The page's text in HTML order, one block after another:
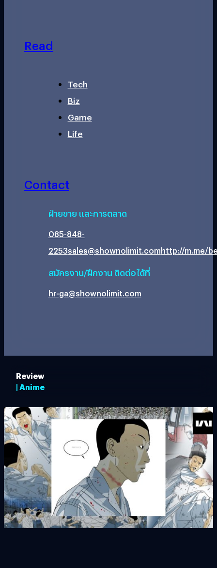
Read
Tech
Biz
Game
Life
Contact
ฝ่ายขาย และการตลาด
085-848-
2253sales@shownolimit.comhttp://m.me/
สมัครงาน/ฝึกงาน ติดต่อได้ที่
hr-ga@shownolimit.com
Review
| Anime